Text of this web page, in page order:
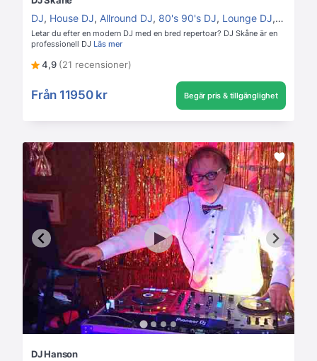
DJ, House DJ, Allround DJ, 80's 90's DJ, Lounge DJ, Disco
Letar du efter en modern DJ med en bred repertoar? DJ Skåne är en
professionell DJ Läs mer
4,9 (21 recensioner)
Från 11950 kr Begär pris & tillgänglighet
DJ Hanson